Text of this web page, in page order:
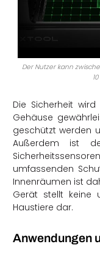
Der Nutzer kann
Die Sicherheit
Gehäuse
geschützt werden
Außerdem ist
umfassenden
Innenräumen ist
Gerät stellt keine
Haustiere dar.
Anwendungen